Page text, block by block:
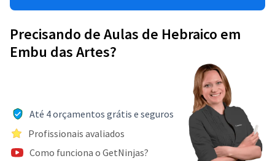
Precisando de Aulas de Hebraico em
Embu das Artes?
Até 4 orçamentos grátis e seguros
Profissionais avaliados
Como funciona o GetNinjas?